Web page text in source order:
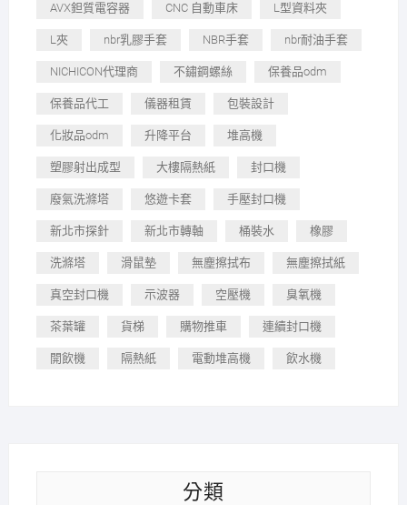
AVX鉭質電容器 CNC 自動車床 L型資料夾
L夾 nbr乳膠手套 NBR手套 nbr耐油手套
NICHICON代理商 不鏽鋼螺絲 保養品odm
保養品代工 儀器租賃 包裝設計
化妝品odm 升降平台 堆高機
塑膠射出成型 大樓隔熱紙 封口機
廢氣洗滌塔 悠遊卡套 手壓封口機
新北市探針 新北市轉軸 桶裝水 橡膠
洗滌塔 滑鼠墊 無塵擦拭布 無塵擦拭紙
真空封口機 示波器 空壓機 臭氧機
茶葉罐 貨梯 購物推車 連續封口機
開飲機 隔熱紙 電動堆高機 飲水機
分類